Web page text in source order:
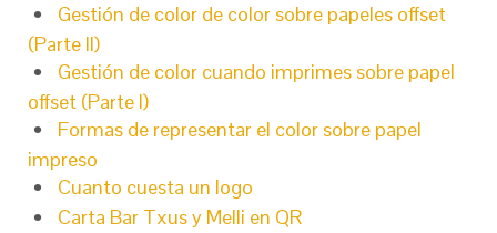
Gestión de color de color sobre papeles offset
(Parte II)
Gestión de color cuando imprimes sobre papel
offset (Parte I)
Formas de representar el color sobre papel
impreso
Cuanto cuesta un logo
Carta Bar Txus y Melli en QR